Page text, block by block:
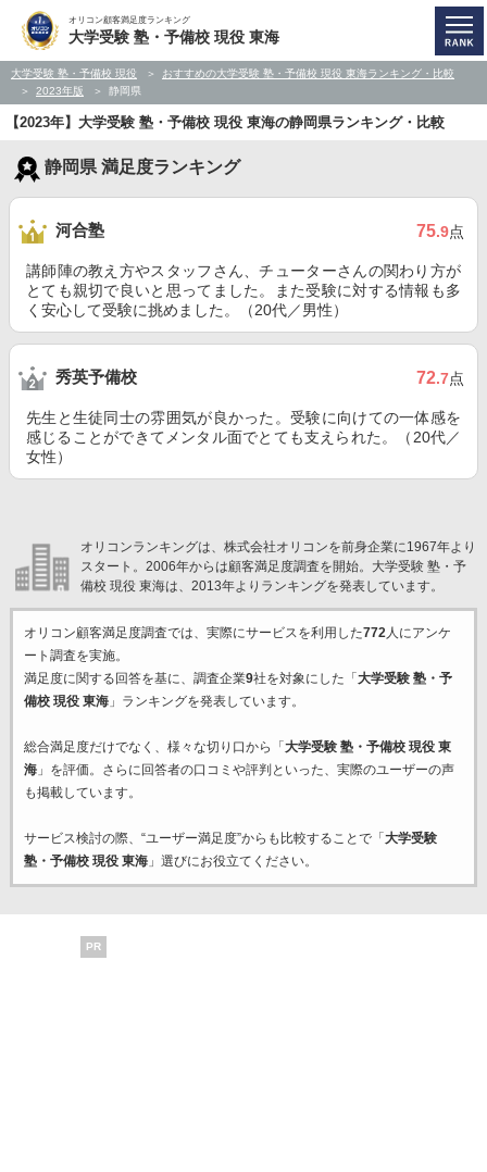
オリコン顧客満足度ランキング
大学受験 塾・予備校 現役 東海
大学受験 塾・予備校 現役
おすすめの大学受験 塾・予備校 現役 東海ランキング・比較
2023年版
静岡県
【2023年】大学受験 塾・予備校 現役 東海の静岡県ランキング・比較
静岡県 満足度ランキング
河合塾 75.9点
講師陣の教え方やスタッフさん、チューターさんの関わり方が
とても親切で良いと思ってました。また受験に対する情報も多
く安心して受験に挑めました。（20代／男性）
秀英予備校 72.7点
先生と生徒同士の雰囲気が良かった。受験に向けての一体感を
感じることができてメンタル面でとても支えられた。（20代／
女性）
オリコンランキングは、株式会社オリコンを前身企業に1967年より
スタート。2006年からは顧客満足度調査を開始。大学受験 塾・予
備校 現役 東海は、2013年よりランキングを発表しています。
オリコン顧客満足度調査では、実際にサービスを利用した772人にアンケ
ート調査を実施。
満足度に関する回答を基に、調査企業9社を対象にした「 大学受験 塾・予
備校 現役 東海」ランキングを発表しています。
総合満足度だけでなく、様々な切り口から「 大学受験 塾・予備校 現役 東
海」を評価。さらに回答者の口コミや評判といった、実際のユーザーの声
も掲載しています。
サービス検討の際、“ユーザー満足度”からも比較することで「 大学受験
塾・予備校 現役 東海」選びにお役立てください。
PR